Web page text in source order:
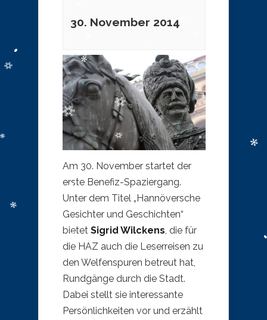
30. November 2014
Am 30. November startet der
erste Benefiz-Spaziergang.
Unter dem Titel „Hannöversche
Gesichter und Geschichten“
bietet Sigrid Wilckens , die für
die HAZ auch die Leserreisen zu
den Welfenspuren betreut hat,
Rundgänge durch die Stadt.
Dabei stellt sie interessante
Persönlichkeiten vor und erzählt